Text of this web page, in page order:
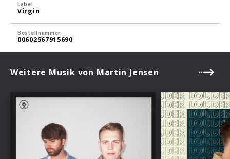
Label
Virgin
Bestellnummer
00602567915690
Weitere Musik von Martin Jensen